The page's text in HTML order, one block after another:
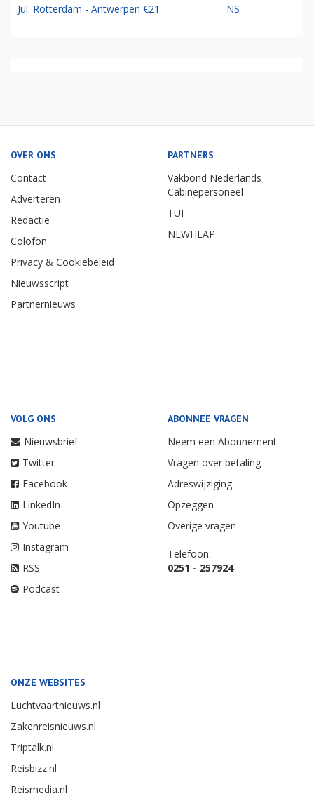
Jul: Rotterdam - Antwerpen €21 NS
OVER ONS
Contact
Adverteren
Redactie
Colofon
Privacy & Cookiebeleid
Nieuwsscript
Partnernieuws
PARTNERS
Vakbond Nederlands
Cabinepersoneel
TUI
NEWHEAP
VOLG ONS
Nieuwsbrief
Twitter
Facebook
LinkedIn
Youtube
Instagram
RSS
Podcast
ABONNEE VRAGEN
Neem een Abonnement
Vragen over betaling
Adreswijziging
Opzeggen
Overige vragen
Telefoon:
0251 - 257924
ONZE WEBSITES
Luchtvaartnieuws.nl
Zakenreisnieuws.nl
Triptalk.nl
Reisbizz.nl
Reismedia.nl